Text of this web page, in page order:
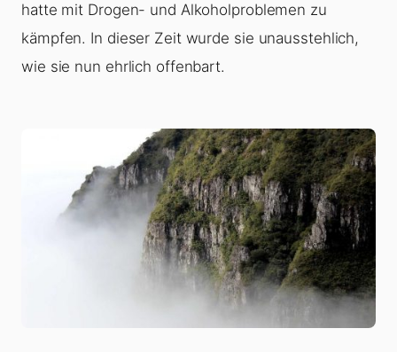
hatte mit Drogen- und Alkoholproblemen zu
kämpfen. In dieser Zeit wurde sie unausstehlich,
wie sie nun ehrlich offenbart.